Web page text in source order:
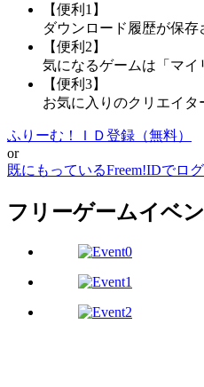
【便利1】
ダウンロード履歴が保
【便利2】
気になるゲームは「マイ
【便利3】
お気に入りのクリエイタ
ふりーむ！ＩＤ登録（無料）
or
既にもっているFreem!IDでロ
フリーゲームイベ